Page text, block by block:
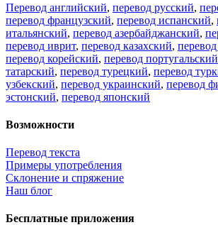
Перевод английский, перевод русский,
перевод французский, перевод испанский,
итальянский, перевод азербайджанский,
перевод иврит, перевод казахский,
перевод корейский, перевод португальский
татарский, перевод турецкий, перевод
узбекский, перевод украинский, перевод
эстонский, перевод японский
Возможности
Перевод текста
Примеры употребления
Склонение и спряжение
Наш блог
Бесплатные приложения